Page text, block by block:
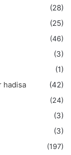
(28)
(25)
(46)
(3)
(1)
hadisa
(42)
(24)
(3)
(3)
(197)